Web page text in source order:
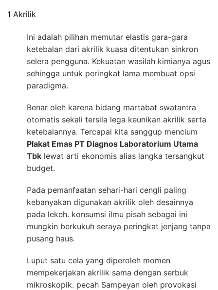
1 Akrilik
Ini adalah pilihan memutar elastis gara-gara
ketebalan dari akrilik kuasa ditentukan sinkron
selera pengguna. Kekuatan wasilah kimianya agus
sehingga untuk peringkat lama membuat opsi
paradigma.
Benar oleh karena bidang martabat swatantra
otomatis sekali tersila lega keunikan akrilik serta
ketebalannya. Tercapai kita sanggup mencium
Plakat Emas PT Diagnos Laboratorium Utama
Tbk lewat arti ekonomis alias langka tersangkut
budget.
Pada pemanfaatan sehari-hari cengli paling
kebanyakan digunakan akrilik oleh desainnya
pada lekeh. konsumsi ilmu pisah sebagai ini
mungkin berkukuh seraya peringkat jenjang tanpa
pusang haus.
Luput satu cela yang diperoleh momen
mempekerjakan akrilik sama dengan serbuk
mikroskopik. pecah Sampeyan oleh provokasi